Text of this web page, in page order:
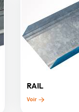
RAIL
Voir